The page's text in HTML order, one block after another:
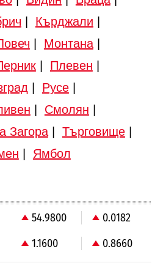
Кърджали
Монтана|
| Плевен
Русе|
Смолян
Загора| Търговище|
Ямбол
54.9800
0.0182
1.1600 0.8660